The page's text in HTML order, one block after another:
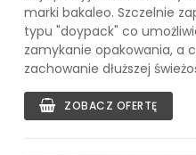
marki bakaleo. Szczelnie
typu "doypack" co
zamykanie opakowania, a
zachowanie dłuższej
ZOBACZ OFERTĘ